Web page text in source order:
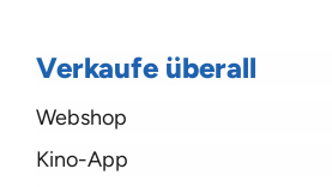
Verkaufe überall
Webshop
Kino-App